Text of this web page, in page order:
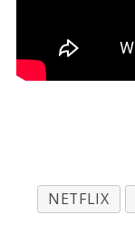
NETFLIX